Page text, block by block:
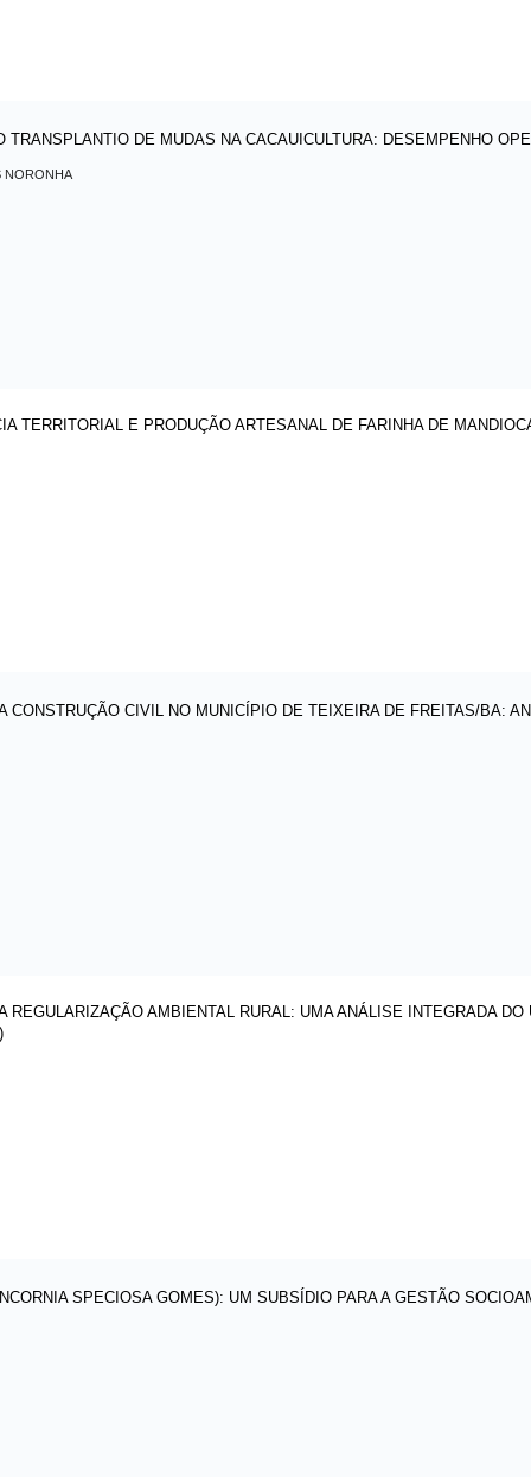
DE MUDAS NA CACAUICULTURA: DESEMPENHO
NORONHA
TERRITORIAL E PRODUÇÃO ARTESANAL DE FARINHA DE
CIVIL NO MUNICÍPIO DE TEIXEIRA DE FREITAS/BA:
AMBIENTAL RURAL: UMA ANÁLISE INTEGRADA
SPECIOSA GOMES): UM SUBSÍDIO PARA A GESTÃO